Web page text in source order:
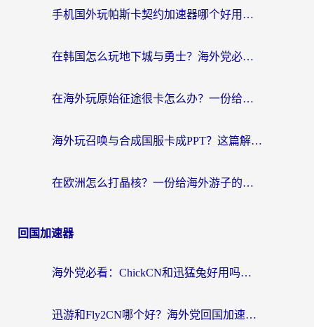
手机国外玩帕斯卡契约加速器哪个好用？海外党国服游戏之路的救星
在韩国怎么玩地下城与勇士？海外党必看的国服游戏加速全攻略
在海外玩原始征途很卡怎么办？一份给游子的终极指南
海外玩召唤与合成国服卡成PPT？这篇解决办法让你丝滑操作
在欧洲怎么打晶核？一份给海外游子的网络加速生存指南
回国加速器
海外党必看：ChickCN和迅猛兔好用吗？3招教你选对回国加速器
迅游和Fly2CN哪个好？海外党回国加速器真实测评与选择心法